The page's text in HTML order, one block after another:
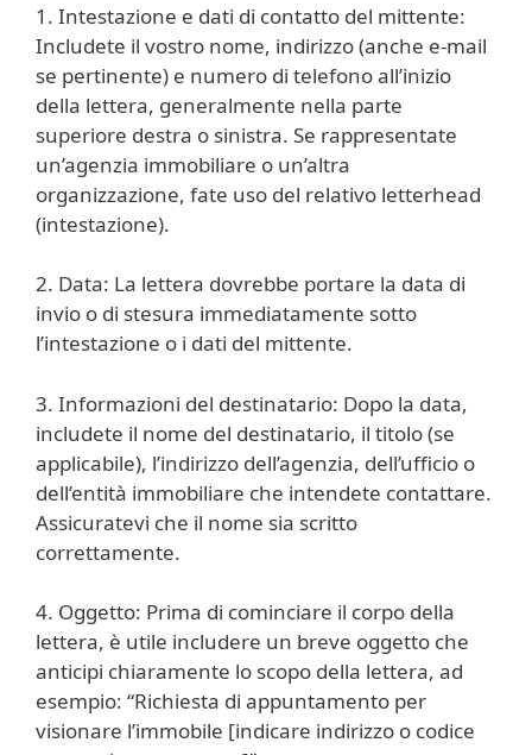
1. Intestazione e dati di contatto del mittente:
Includete il vostro nome, indirizzo (anche e-mail
se pertinente) e numero di telefono all’inizio
della lettera, generalmente nella parte
superiore destra o sinistra. Se rappresentate
un’agenzia immobiliare o un’altra
organizzazione, fate uso del relativo letterhead
(intestazione).
2. Data: La lettera dovrebbe portare la data di
invio o di stesura immediatamente sotto
l’intestazione o i dati del mittente.
3. Informazioni del destinatario: Dopo la data,
includete il nome del destinatario, il titolo (se
applicabile), l’indirizzo dell’agenzia, dell’ufficio o
dell’entità immobiliare che intendete contattare.
Assicuratevi che il nome sia scritto
correttamente.
4. Oggetto: Prima di cominciare il corpo della
lettera, è utile includere un breve oggetto che
anticipi chiaramente lo scopo della lettera, ad
esempio: “Richiesta di appuntamento per
visionare l’immobile [indicare indirizzo o codice